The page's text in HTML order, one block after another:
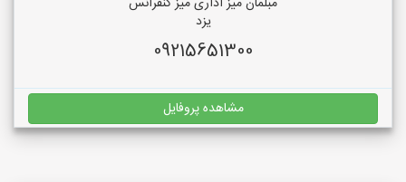
یزد
09215651300
مشاهده پروفایل